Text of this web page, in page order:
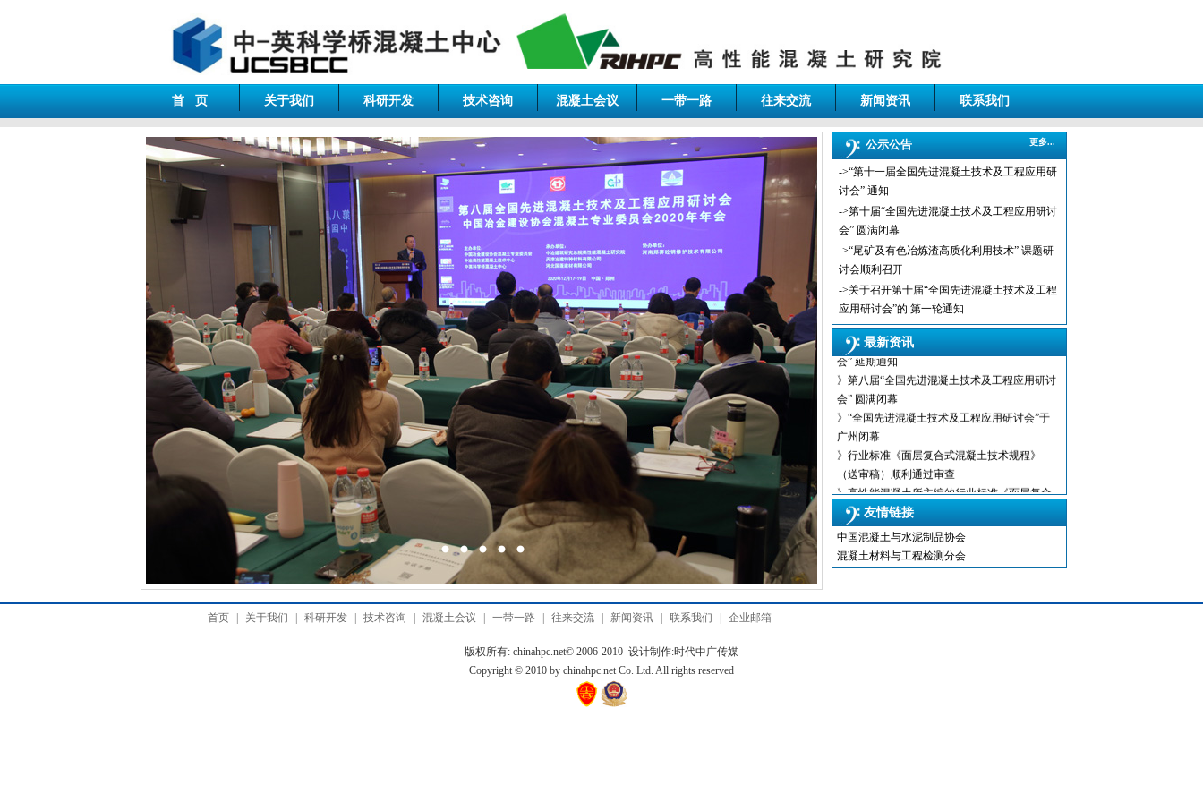
首 页 关于我们 科研开发 技术咨询 混凝土会议 一带一路 往来交流 新闻资讯 联系我们
更多...
公示公告
->“第十一届全国先进混凝土技术及工程应用研
讨会” 通知
->第十届“全国先进混凝土技术及工程应用研讨
会” 圆满闭幕
->“尾矿及有色冶炼渣高质化利用技术” 课题研
讨会顺利召开
->关于召开第十届“全国先进混凝土技术及工程
应用研讨会”的 第一轮通知
最新资讯
》第九届“全国先进混凝土技术及工程应用研讨
会” 圆满闭幕
》第九届“全国先进混凝土技术及工程应用研讨
会”暨 首届“雄安绿色高性能混
》第九届“全国先进混凝土技术及工程应用研讨
会” 延期通知
》第八届“全国先进混凝土技术及工程应用研讨
会” 圆满闭幕
》“全国先进混凝土技术及工程应用研讨会”于
广州闭幕
》行业标准《面层复合式混凝土技术规程》
（送审稿）顺利通过审查
》高性能混凝土所主编的行业标准《面层复合
式混凝土技术规程》（送审稿）顺利
》混凝土振动搅拌技术交流
》获得河北省科技厅2017年科技计划项目
》第四届“先进混凝土技术及工程应用”学术交
友情链接
中国混凝土与水泥制品协会
混凝土材料与工程检测分会
首页 关于我们 科研开发 技术咨询 混凝土会议 一带一路 往来交流 新闻资讯 联系我们 企业邮箱
版权所有: chinahpc.net© 2006-2010 设计制作:时代中广传媒
Copyright © 2010 by chinahpc.net Co. Ltd. All rights reserved